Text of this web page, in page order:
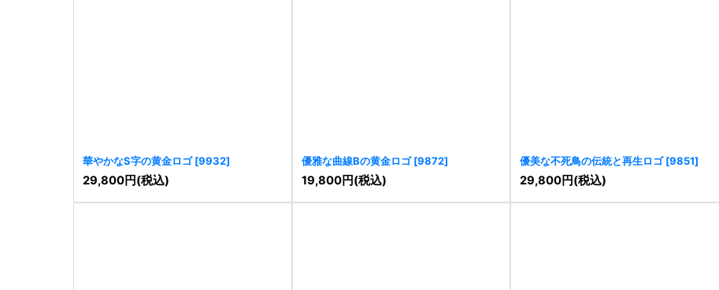
華やかなS字の黄金ロゴ [9932]
29,800円(税込)
優雅な曲線Bの黄金ロゴ [9872]
19,800円(税込)
優美な不死鳥の伝統と再生ロゴ [9851]
29,800円(税込)